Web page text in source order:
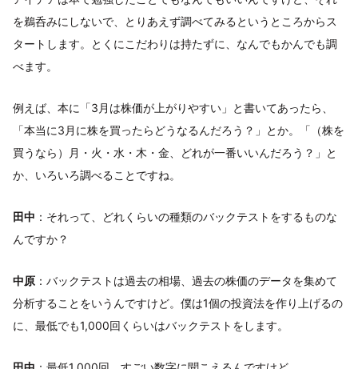
を鵜呑みにしないで、とりあえず調べてみるというところからス
タートします。とくにこだわりは持たずに、なんでもかんでも調
べます。
例えば、本に「3月は株価が上がりやすい」と書いてあったら、
「本当に3月に株を買ったらどうなるんだろう？」とか。「（株を
買うなら）月・火・水・木・金、どれが一番いいんだろう？」と
か、いろいろ調べることですね。
田中 ：それって、どれくらいの種類のバックテストをするものな
んですか？
中原 ：バックテストは過去の相場、過去の株価のデータを集めて
分析することをいうんですけど。僕は1個の投資法を作り上げるの
に、最低でも1,000回くらいはバックテストをします。